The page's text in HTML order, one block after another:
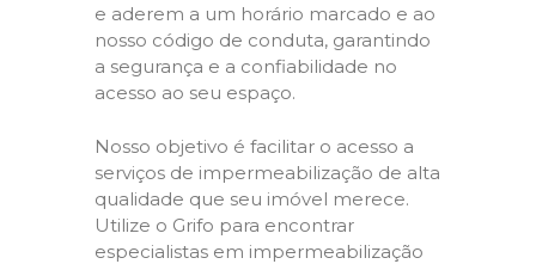
e aderem a um horário marcado e ao
nosso código de conduta, garantindo
a segurança e a confiabilidade no
acesso ao seu espaço.
Nosso objetivo é facilitar o acesso a
serviços de impermeabilização de alta
qualidade que seu imóvel merece.
Utilize o Grifo para encontrar
especialistas em impermeabilização